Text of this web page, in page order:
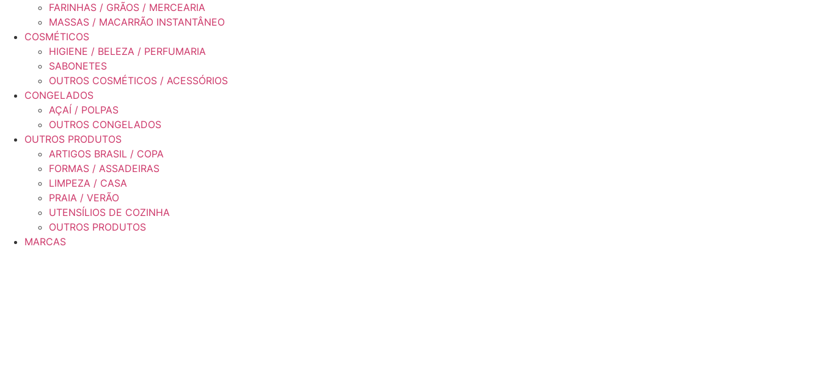
FARINHAS / GRÃOS / MERCEARIA
MASSAS / MACARRÃO INSTANTÂNEO
COSMÉTICOS
HIGIENE / BELEZA / PERFUMARIA
SABONETES
OUTROS COSMÉTICOS / ACESSÓRIOS
CONGELADOS
AÇAÍ / POLPAS
OUTROS CONGELADOS
OUTROS PRODUTOS
ARTIGOS BRASIL / COPA
FORMAS / ASSADEIRAS
LIMPEZA / CASA
PRAIA / VERÃO
UTENSÍLIOS DE COZINHA
OUTROS PRODUTOS
MARCAS